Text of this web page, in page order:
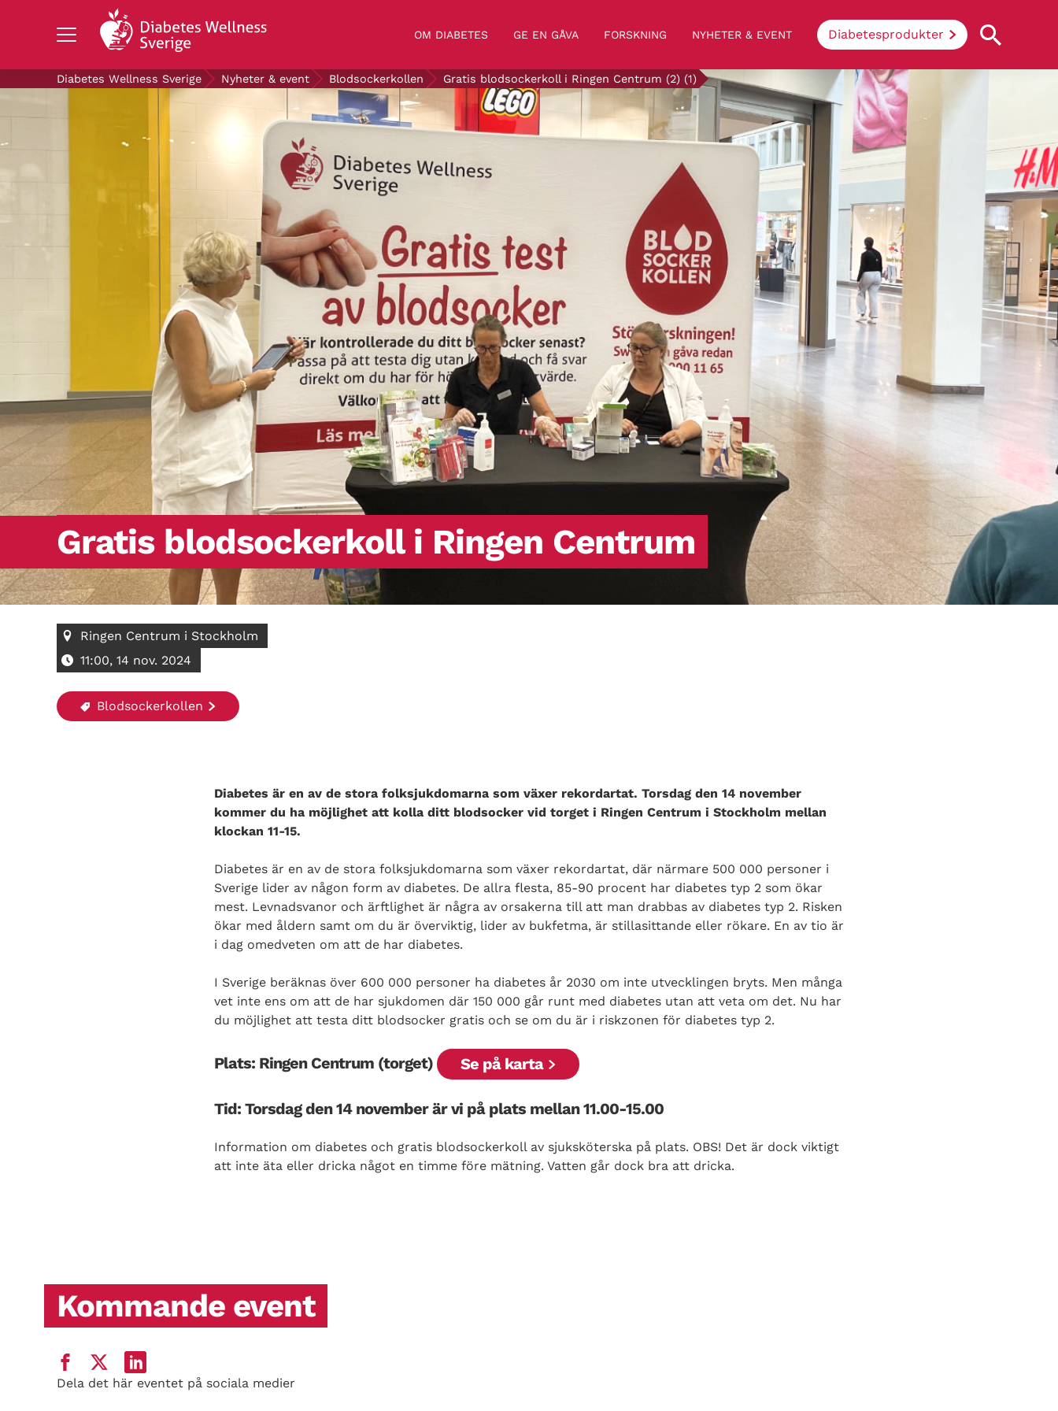
OM DIABETES GE EN GÅVA FORSKNING NYHETER & EVENT Diabetesprodukter
NYHETER & EVENT
GRATIS DIABETESPRODUKTER
Blodsockerkollen
Vad innebär diabetes?
Enkelt uttryckt hindrar sjukdomen
kroppen ifrån att konvertera socker och
stärkelse från mat till energi. Vid
diabetes klarar inte kroppen av att
producera insulin eller det insulin som
produceras fungerar inte (så kallad
insulinresistens).
Search Diabetes Wellness Sverige
Diabetes Wellness Sverige Nyheter & event Blodsockerkollen Gratis blodsockerkoll i Ringen Centrum (2) (1)
Gratis blodsockerkoll i Ringen Centrum
Ringen Centrum i Stockholm
11:00, 14 nov. 2024
Blodsockerkollen
Diabetes är en av de stora folksjukdomarna som växer rekordartat. Torsdag den 14 november
kommer du ha möjlighet att kolla ditt blodsocker vid torget i Ringen Centrum i Stockholm mellan
klockan 11-15.
Diabetes är en av de stora folksjukdomarna som växer rekordartat, där närmare 500 000 personer i
Sverige lider av någon form av diabetes. De allra flesta, 85-90 procent har diabetes typ 2 som ökar
mest. Levnadsvanor och ärftlighet är några av orsakerna till att man drabbas av diabetes typ 2. Risken
ökar med åldern samt om du är överviktig, lider av bukfetma, är stillasittande eller rökare. En av tio är
i dag omedveten om att de har diabetes.
I Sverige beräknas över 600 000 personer ha diabetes år 2030 om inte utvecklingen bryts. Men många
vet inte ens om att de har sjukdomen där 150 000 går runt med diabetes utan att veta om det. Nu har
du möjlighet att testa ditt blodsocker gratis och se om du är i riskzonen för diabetes typ 2.
Plats: Ringen Centrum (torget) Se på karta
Tid: Torsdag den 14 november är vi på plats mellan 11.00-15.00
Information om diabetes och gratis blodsockerkoll av sjuksköterska på plats. OBS! Det är dock viktigt
att inte äta eller dricka något en timme före mätning. Vatten går dock bra att dricka.
Kommande event
Dela det här eventet på sociala medier